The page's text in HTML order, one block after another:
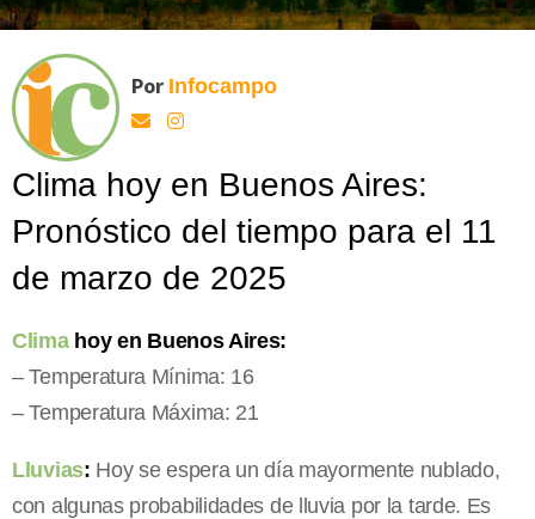
Por Infocampo
Clima hoy en Buenos Aires:
Pronóstico del tiempo para el 11
de marzo de 2025
Climahoy en Buenos Aires:
– Temperatura Mínima: 16
– Temperatura Máxima: 21
Lluvias: Hoy se espera un día mayormente nublado,
con algunas probabilidades de lluvia por la tarde. Es